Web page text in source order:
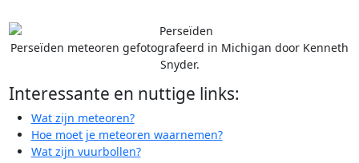
Perseïden meteoren gefotografeerd in Michigan door Kenneth
Snyder.
Interessante en nuttige links:
Wat zijn meteoren?
Hoe moet je meteoren waarnemen?
Wat zijn vuurbollen?